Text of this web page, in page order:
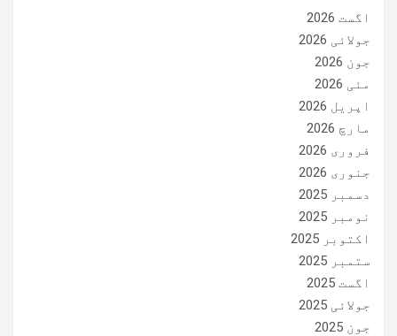
اگست 2026
جولائی 2026
جون 2026
مئی 2026
اپریل 2026
مارچ 2026
فروری 2026
جنوری 2026
دسمبر 2025
نومبر 2025
اکتوبر 2025
ستمبر 2025
اگست 2025
جولائی 2025
جون 2025